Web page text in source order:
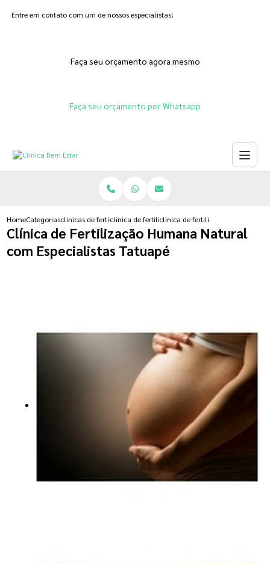
Entre em contato com um de nossos especialistas!
Faça seu orçamento agora mesmo
Faça seu orçamento por Whatsapp
HomeCategoriasclinicas de fertilizacoesclinica de fertilizacao femininaclinica de fertilizacao humana
Clínica de Fertilização Humana Natural
com Especialistas Tatuapé